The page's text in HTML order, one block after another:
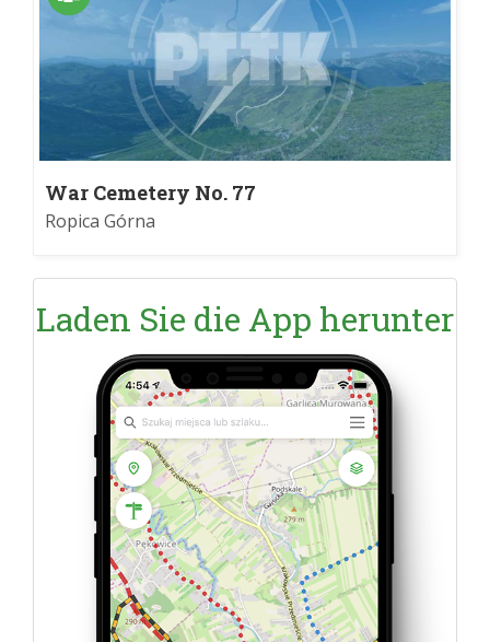
War Cemetery No. 77
Ropica Górna
Laden Sie die App herunter